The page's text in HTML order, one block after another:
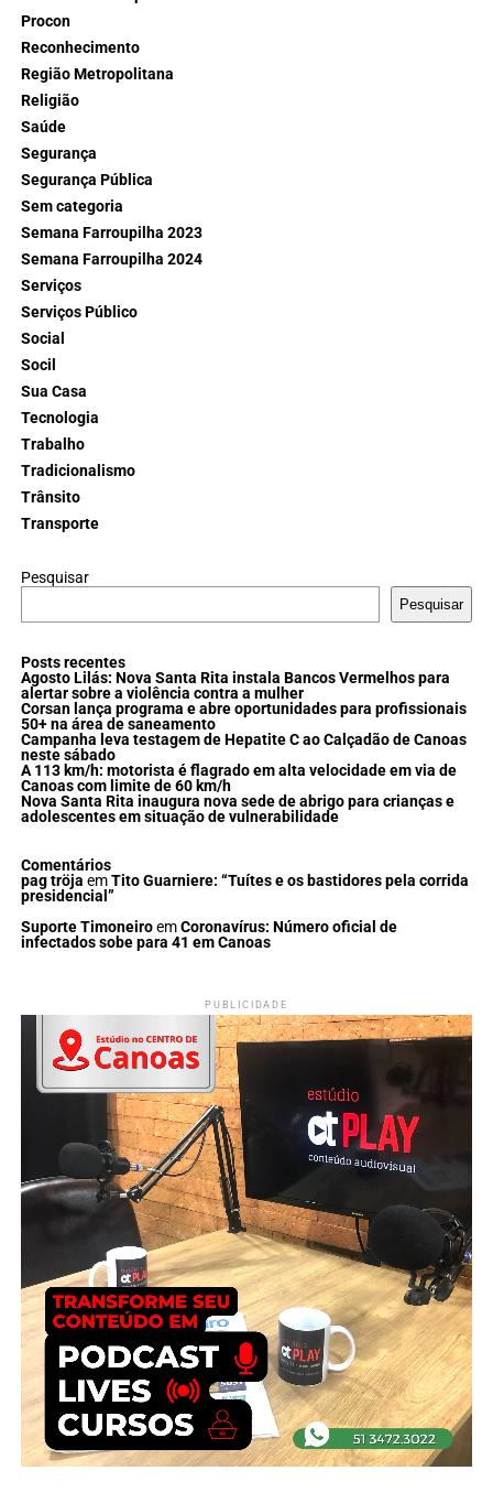
Procon
Reconhecimento
Região Metropolitana
Religião
Saúde
Segurança
Segurança Pública
Sem categoria
Semana Farroupilha 2023
Semana Farroupilha 2024
Serviços
Serviços Público
Social
Socil
Sua Casa
Tecnologia
Trabalho
Tradicionalismo
Trânsito
Transporte
Pesquisar
Pesquisar
Posts recentes
Agosto Lilás: Nova Santa Rita instala Bancos Vermelhos para
alertar sobre a violência contra a mulher
Corsan lança programa e abre oportunidades para profissionais
50+ na área de saneamento
Campanha leva testagem de Hepatite C ao Calçadão de Canoas
neste sábado
A 113 km/h: motorista é flagrado em alta velocidade em via de
Canoas com limite de 60 km/h
Nova Santa Rita inaugura nova sede de abrigo para crianças e
adolescentes em situação de vulnerabilidade
Comentários
pag tröja emTito Guarniere: “Tuítes e os bastidores pela corrida
presidencial”
Suporte TimoneiroemCoronavírus: Número oficial de
infectados sobe para 41 em Canoas
PUBLICIDADE